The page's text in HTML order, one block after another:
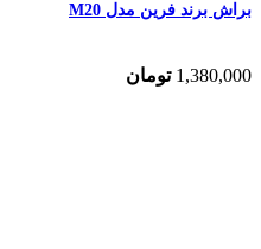
براش برند فرین مدل M20
1,380,000 تومان